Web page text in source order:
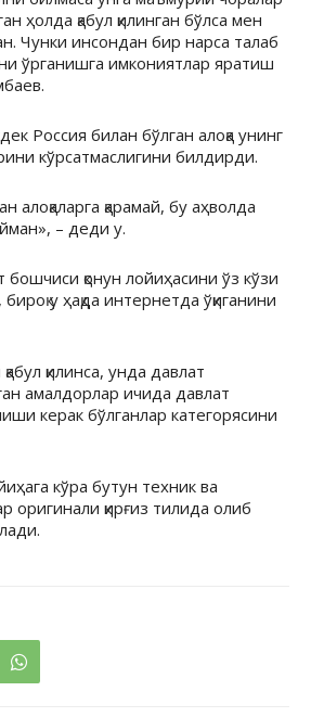
ҳолда қабул қилинган бўлса мен
Чунки инсондан бир нарса талаб
ўрганишга имкониятлар яратиш
Россия билан бўлган алоқа унинг
кўрсатмаслигини билдирди.
алоқаларга қарамай, бу аҳволда
– деди у.
қонун лойиҳасини ўз кўзи
у ҳақда интернетда ўқиганини
қилинса, унда давлат
амалдорлар ичида давлат
керак бўлганлар категорясини
кўра бутун техник ва
оригинали қирғиз тилида олиб